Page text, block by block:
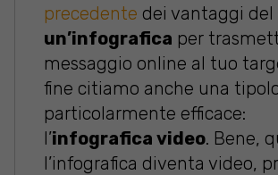
precedente dei vantaggi del
un’infografica per
messaggio online al tuo
fine citiamo anche una
particolarmente efficace:
l’infografica video. Bene,
l’infografica diventa video,